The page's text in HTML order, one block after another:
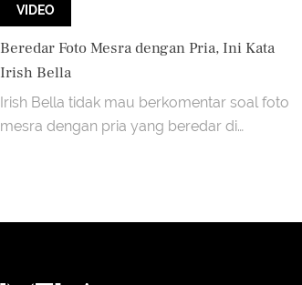
VIDEO
Beredar Foto Mesra dengan Pria, Ini Kata
Irish Bella
Irish Bella tidak mau berkomentar soal foto
mesra dengan pria yang beredar di